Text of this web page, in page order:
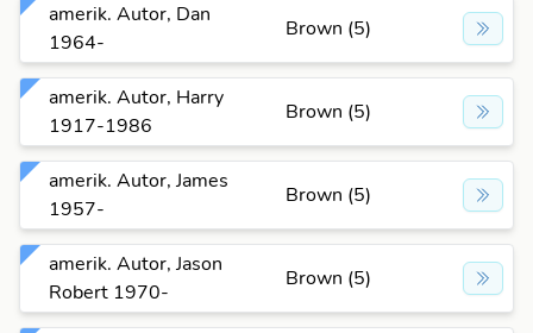
amerik. Autor, Dan
1964-
Brown (5)
amerik. Autor, Harry
1917-1986
Brown (5)
amerik. Autor, James
1957-
Brown (5)
amerik. Autor, Jason
Robert 1970-
Brown (5)